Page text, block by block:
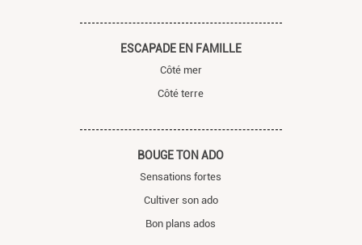
ESCAPADE EN FAMILLE
Côté mer
Côté terre
BOUGE TON ADO
Sensations fortes
Cultiver son ado
Bon plans ados